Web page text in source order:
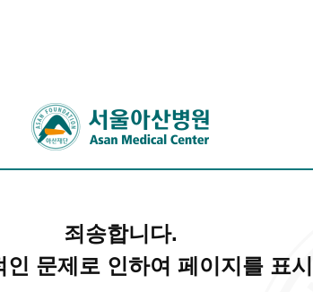
죄송합니다.
문제로 인하여 페이지를 표